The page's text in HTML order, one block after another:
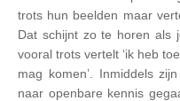
trots hun beelden maar
Dat schijnt zo te horen als
vooral trots vertelt ‘ik heb
mag komen’. Inmiddels
naar openbare kennis